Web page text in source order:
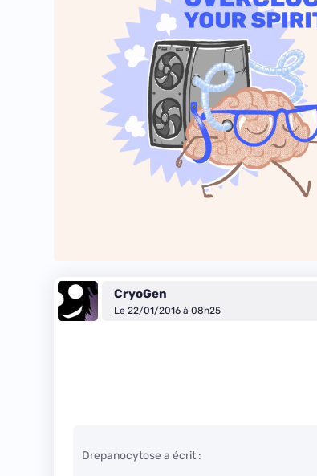
CryoGen
Le 22/01/2016 à 08h25
Drepanocytose a écrit :